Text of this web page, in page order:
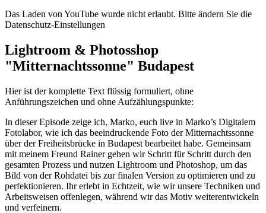
Das Laden von YouTube wurde nicht erlaubt. Bitte ändern Sie die
Datenschutz-Einstellungen
Lightroom & Photosshop
"Mitternachtssonne" Budapest
Hier ist der komplette Text flüssig formuliert, ohne
Anführungszeichen und ohne Aufzählungspunkte:
In dieser Episode zeige ich, Marko, euch live in Marko’s Digitalem
Fotolabor, wie ich das beeindruckende Foto der Mitternachtssonne
über der Freiheitsbrücke in Budapest bearbeitet habe. Gemeinsam
mit meinem Freund Rainer gehen wir Schritt für Schritt durch den
gesamten Prozess und nutzen Lightroom und Photoshop, um das
Bild von der Rohdatei bis zur finalen Version zu optimieren und zu
perfektionieren. Ihr erlebt in Echtzeit, wie wir unsere Techniken und
Arbeitsweisen offenlegen, während wir das Motiv weiterentwickeln
und verfeinern.